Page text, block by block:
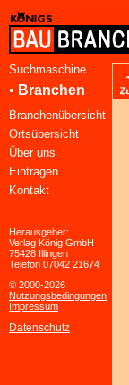
Suchmaschine
• Branchen
Branchenübersicht
Ortsübersicht
Über uns
Eintragen
Kontakt
Herausgeber:
Verlag König GmbH
75428 Illingen
Telefon 07042 21674
© 2000-2026
Nutzungsbedingungen
Impressum
Datenschutz